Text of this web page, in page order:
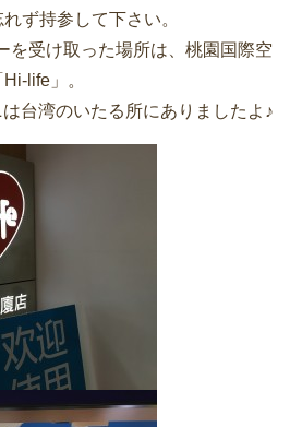
ず持参して下さい。
を受け取った場所は、桃園国際空
life」。
台湾のいたる所にありましたよ♪